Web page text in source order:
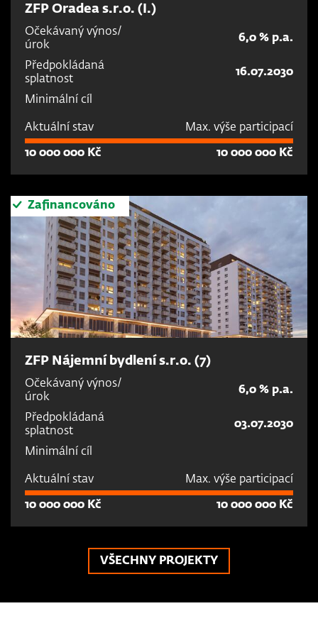
ZFP Oradea s.r.o. (I.)
Očekávaný výnos/
úrok
6,0 % p.a.
Předpokládaná
splatnost
16.07.2030
Minimální cíl
Aktuální stav Max. výše participací
10 000 000 Kč 10 000 000 Kč
Zafinancováno
ZFP Nájemní bydlení s.r.o. (7)
Očekávaný výnos/
úrok
6,0 % p.a.
Předpokládaná
splatnost
03.07.2030
Minimální cíl
Aktuální stav Max. výše participací
10 000 000 Kč 10 000 000 Kč
VŠECHNY PROJEKTY